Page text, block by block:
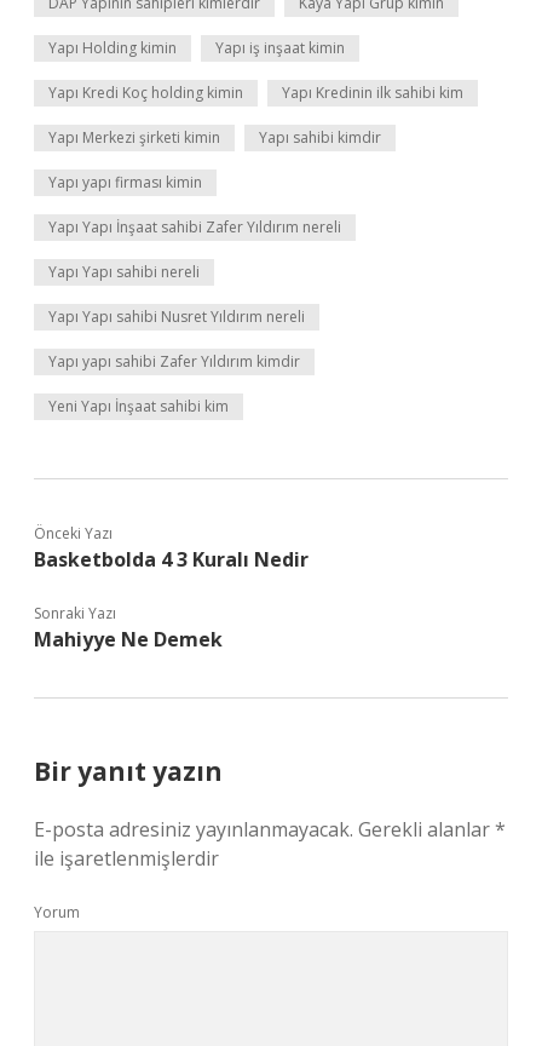
Yapı Holding kimin Yapı iş inşaat kimin
Yapı Kredi Koç holding kimin Yapı Kredinin ilk sahibi kim
Yapı Merkezi şirketi kimin Yapı sahibi kimdir
Yapı yapı firması kimin
Yapı Yapı İnşaat sahibi Zafer Yıldırım nereli
Yapı Yapı sahibi nereli
Yapı Yapı sahibi Nusret Yıldırım nereli
Yapı yapı sahibi Zafer Yıldırım kimdir
Yeni Yapı İnşaat sahibi kim
Önceki Yazı
Basketbolda 4 3 Kuralı Nedir
Sonraki Yazı
Mahiyye Ne Demek
Bir yanıt yazın
E-posta adresiniz yayınlanmayacak. Gerekli alanlar*
ile işaretlenmişlerdir
Yorum